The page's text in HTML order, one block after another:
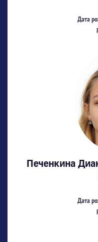
Дата
Печенкина
Дата